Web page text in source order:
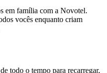
em família com a Novotel.
vocês enquanto criam
todo o tempo para recarregar,